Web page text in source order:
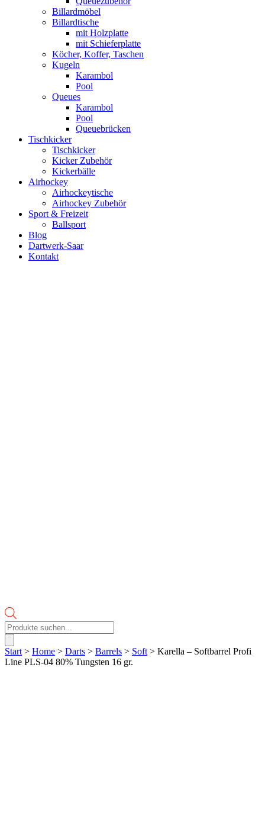
Billardmöbel
Billardtische
mit Holzplatte
mit Schieferplatte
Köcher, Koffer, Taschen
Kugeln
Karambol
Pool
Queues
Karambol
Pool
Queuebrücken
Tischkicker
Tischkicker
Kicker Zubehör
Kickerbälle
Airhockey
Airhockeytische
Airhockey Zubehör
Sport & Freizeit
Ballsport
Blog
Dartwerk-Saar
Kontakt
Products
search
Start > Home > Darts > Barrels > Soft > Karella – Softbarrel Profi
Line PLS-04 80% Tungsten 16 gr.